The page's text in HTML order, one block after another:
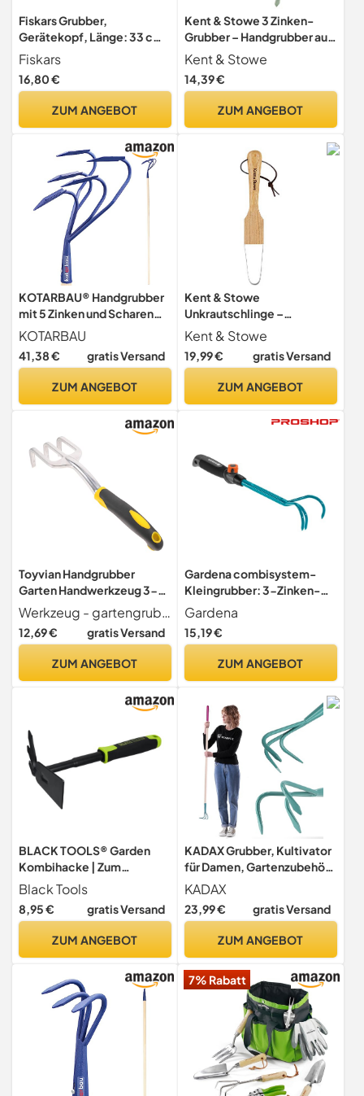
Fiskars Grubber,
Gerätekopf, Länge: 33 cm,
Breite: 9 cm, Karbonstahl-
Zinken, Schwarz/Orange,
QuikFit, 1000685
Fiskars
16,80 €
ZUM ANGEBOT
Kent & Stowe 3 Zinken-
Grubber – Handgrubber aus
Edelstahl, zum Aufbrechen
verhärteter Böden,
Gartenkralle mit Stiel aus
Kent & Stowe
14,39 €
ZUM ANGEBOT
KOTARBAU® Handgrubber
mit 5 Zinken und Scharen
mit Holzstiel 175 cm
Jätegrubber für Unkraut
Gartenwerkzeug für
Handgrubber Handpflug
KOTARBAU
41,38 € gratis Versand
ZUM ANGEBOT
Kent & Stowe
Unkrautschlinge –
Unkrautjäter aus stabilem
Edelstahl zum
Durchpflügen, Jätschlinge
Länge: 32 cm
Kent & Stowe
19,99 € gratis Versand
ZUM ANGEBOT
Toyvian Handgrubber
Garten Handwerkzeug 3-
klauen Rechen Aus
Magnesium Aluminium
Legierung Mit Gummigriff
Unkrautjäten Und Lockere
Werkzeug - gartengrubber verfügt über tiefe und gebogene, wodurch leicht zu lockern erde, gartengeräte
12,69 € gratis Versand
ZUM ANGEBOT
Gardena combisystem-
Kleingrubber: 3-Zinken-
Gartenkralle zum Lockern
und Lüften des Bodens,
Arbeitsbreite 7 cm,
Korrosionsschutz (8921-20)
Gardena
15,19 €
ZUM ANGEBOT
BLACK TOOLS® Garden
Kombihacke | Zum
Auflockern und Jäten |
Rutschfester Griff |
Korrosionsgeschützt |
Kübel, Balkonkästen,
Black Tools
8,95 € gratis Versand
ZUM ANGEBOT
KADAX Grubber, Kultivator
für Damen, Gartenzubehör
aus Stahl, Gartenhacke mit
langem Stiel, Handgrubber,
ergonomische
des Bodens, Blumenharke
KADAX
23,99 € gratis Versand
ZUM ANGEBOT
7% Rabatt